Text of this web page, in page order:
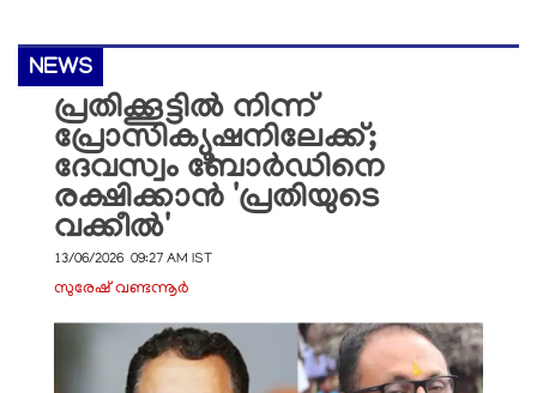
NEWS
പ്രതിക്കൂട്ടിൽ നിന്ന്
പ്രോസിക്യൂഷനിലേക്ക്;
ദേവസ്വം ബോർഡിനെ
രക്ഷിക്കാൻ 'പ്രതിയുടെ
വക്കീൽ'
13/06/2026 09:27 AM IST
സുരേഷ് വണ്ടന്നൂർ